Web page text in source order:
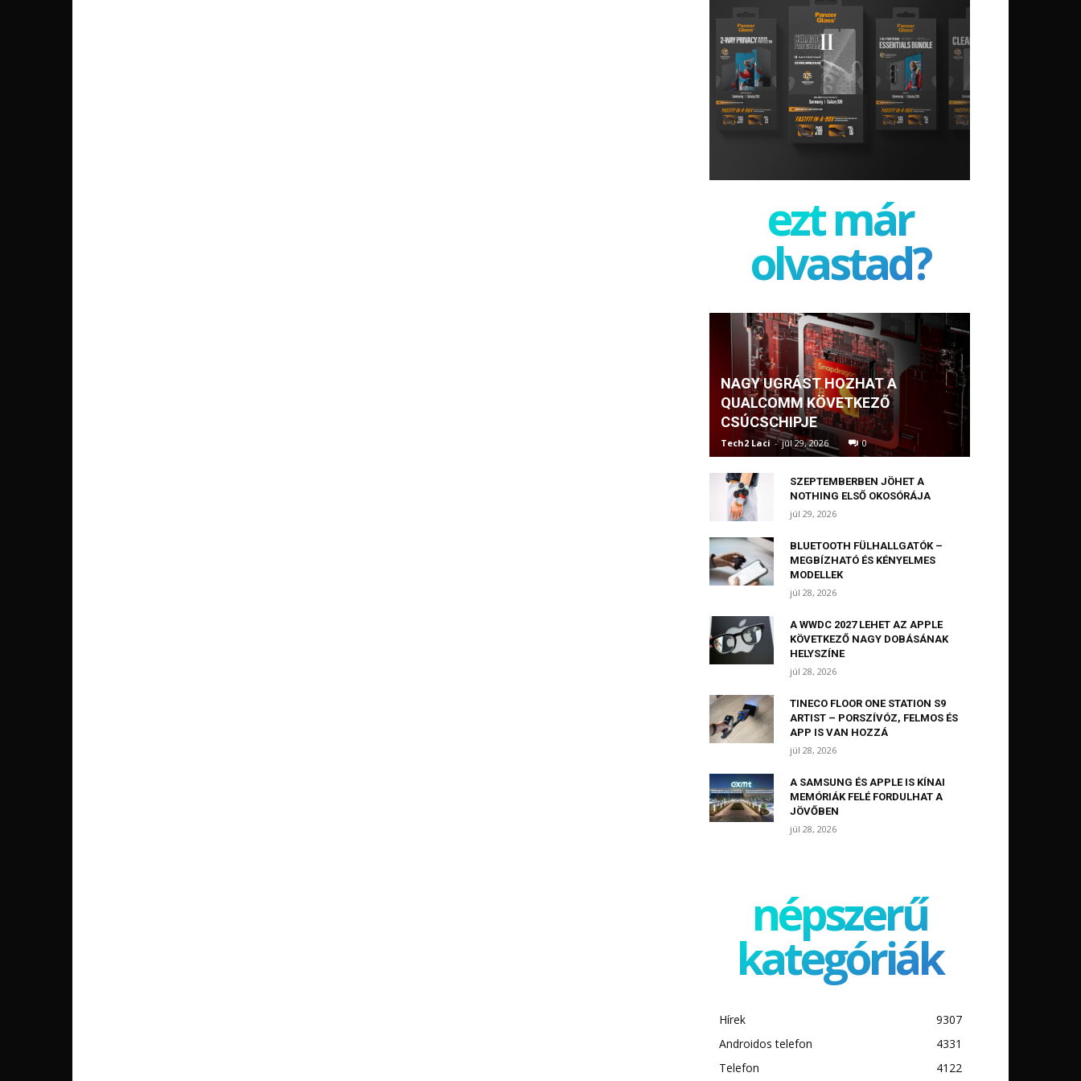
ezt már
olvastad?
NAGY UGRÁST HOZHAT A
QUALCOMM KÖVETKEZŐ
CSÚCSCHIPJE
Tech2 Laci - júl 29, 2026 0
SZEPTEMBERBEN JÖHET A
NOTHING ELSŐ OKOSÓRÁJA
júl 29, 2026
BLUETOOTH FÜLHALLGATÓK –
MEGBÍZHATÓ ÉS KÉNYELMES
MODELLEK
júl 28, 2026
A WWDC 2027 LEHET AZ APPLE
KÖVETKEZŐ NAGY DOBÁSÁNAK
HELYSZÍNE
júl 28, 2026
TINECO FLOOR ONE STATION S9
ARTIST – PORSZÍVÓZ, FELMOS ÉS
APP IS VAN HOZZÁ
júl 28, 2026
A SAMSUNG ÉS APPLE IS KÍNAI
MEMÓRIÁK FELÉ FORDULHAT A
JÖVŐBEN
júl 28, 2026
népszerű
kategóriák
Hírek
9307
Androidos telefon
4331
Telefon
4122